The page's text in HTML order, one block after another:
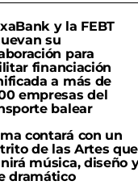
y la FEBT
su
para
financiación
a más de
empresas del
balear
contará con un
de las Artes que
música, diseño
dramático